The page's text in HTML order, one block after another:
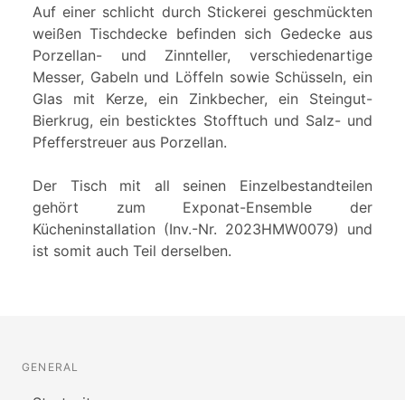
Auf einer schlicht durch Stickerei geschmückten
weißen Tischdecke befinden sich Gedecke aus
Porzellan- und Zinnteller, verschiedenartige
Messer, Gabeln und Löffeln sowie Schüsseln, ein
Glas mit Kerze, ein Zinkbecher, ein Steingut-
Bierkrug, ein besticktes Stofftuch und Salz- und
Pfefferstreuer aus Porzellan.
Der Tisch mit all seinen Einzelbestandteilen
gehört zum Exponat-Ensemble der
Kücheninstallation (Inv.-Nr. 2023HMW0079) und
ist somit auch Teil derselben.
GENERAL